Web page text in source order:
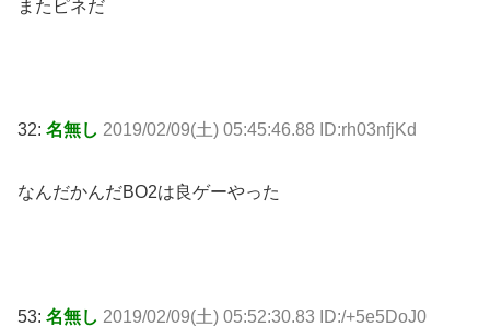
またピネだ
32: 名無し 2019/02/09(土) 05:45:46.88 ID:rh03nfjKd
なんだかんだBO2は良ゲーやった
53: 名無し 2019/02/09(土) 05:52:30.83 ID:/+5e5DoJ0